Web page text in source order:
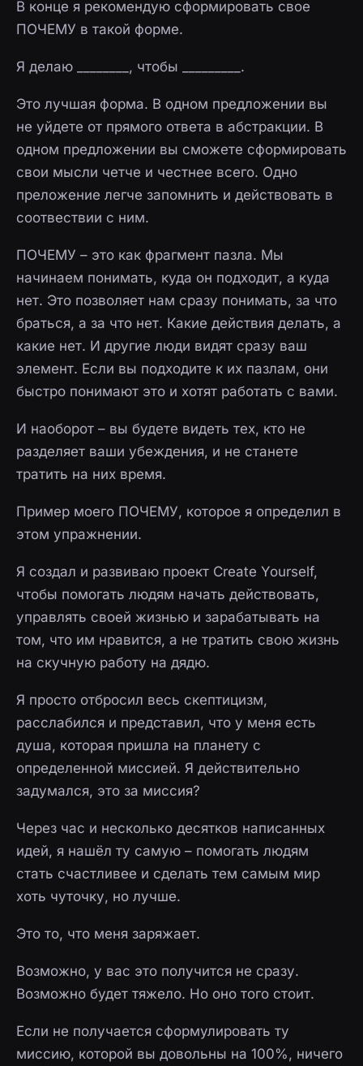
В конце я рекомендую сформировать свое
ПОЧЕМУ в такой форме.
Я делаю ________, чтобы _________.
Это лучшая форма. В одном предложении вы
не уйдете от прямого ответа в абстракции. В
одном предложении вы сможете сформировать
свои мысли четче и честнее всего. Одно
преложение легче запомнить и действовать в
соотвествии с ним.
ПОЧЕМУ – это как фрагмент пазла. Мы
начинаем понимать, куда он подходит, а куда
нет. Это позволяет нам сразу понимать, за что
браться, а за что нет. Какие действия делать, а
какие нет. И другие люди видят сразу ваш
элемент. Если вы подходите к их пазлам, они
быстро понимают это и хотят работать с вами.
И наоборот – вы будете видеть тех, кто не
разделяет ваши убеждения, и не станете
тратить на них время.
Пример моего ПОЧЕМУ, которое я определил в
этом упражнении.
Я создал и развиваю проект Create Yourself,
чтобы помогать людям начать действовать,
управлять своей жизнью и зарабатывать на
том, что им нравится, а не тратить свою жизнь
на скучную работу на дядю.
Я просто отбросил весь скептицизм,
расслабился и представил, что у меня есть
душа, которая пришла на планету с
определенной миссией. Я действительно
задумался, это за миссия?
Через час и несколько десятков написанных
идей, я нашёл ту самую – помогать людям
стать счастливее и сделать тем самым мир
хоть чуточку, но лучше.
Это то, что меня заряжает.
Возможно, у вас это получится не сразу.
Возможно будет тяжело. Но оно того стоит.
Если не получается сформулировать ту
миссию, которой вы довольны на 100%, ничего